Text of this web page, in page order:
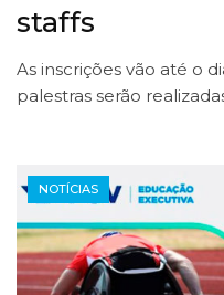
staffs
As inscrições vão até o
palestras serão
NOTÍCIAS